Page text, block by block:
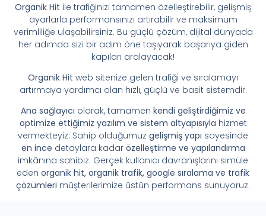
Organik Hit ile trafiğinizi tamamen özelleştirebilir, gelişmiş
ayarlarla performansınızı artırabilir ve maksimum
verimliliğe ulaşabilirsiniz. Bu güçlü çözüm, dijital dünyada
her adımda sizi bir adım öne taşıyarak başarıya giden
kapıları aralayacak!
Organik Hit web sitenize gelen trafiği ve sıralamayı
artırmaya yardımcı olan hızlı, güçlü ve basit sistemdir.
Ana sağlayıcı olarak, tamamen kendi geliştirdiğimiz ve
optimize ettiğimiz yazılım ve sistem altyapısıyla hizmet
vermekteyiz. Sahip olduğumuz gelişmiş yapı sayesinde
en ince detaylara kadar özelleştirme ve yapılandırma
imkânına sahibiz. Gerçek kullanıcı davranışlarını simüle
eden organik hit, organik trafik, google sıralama ve trafik
çözümleri müşterilerimize üstün performans sunuyoruz.